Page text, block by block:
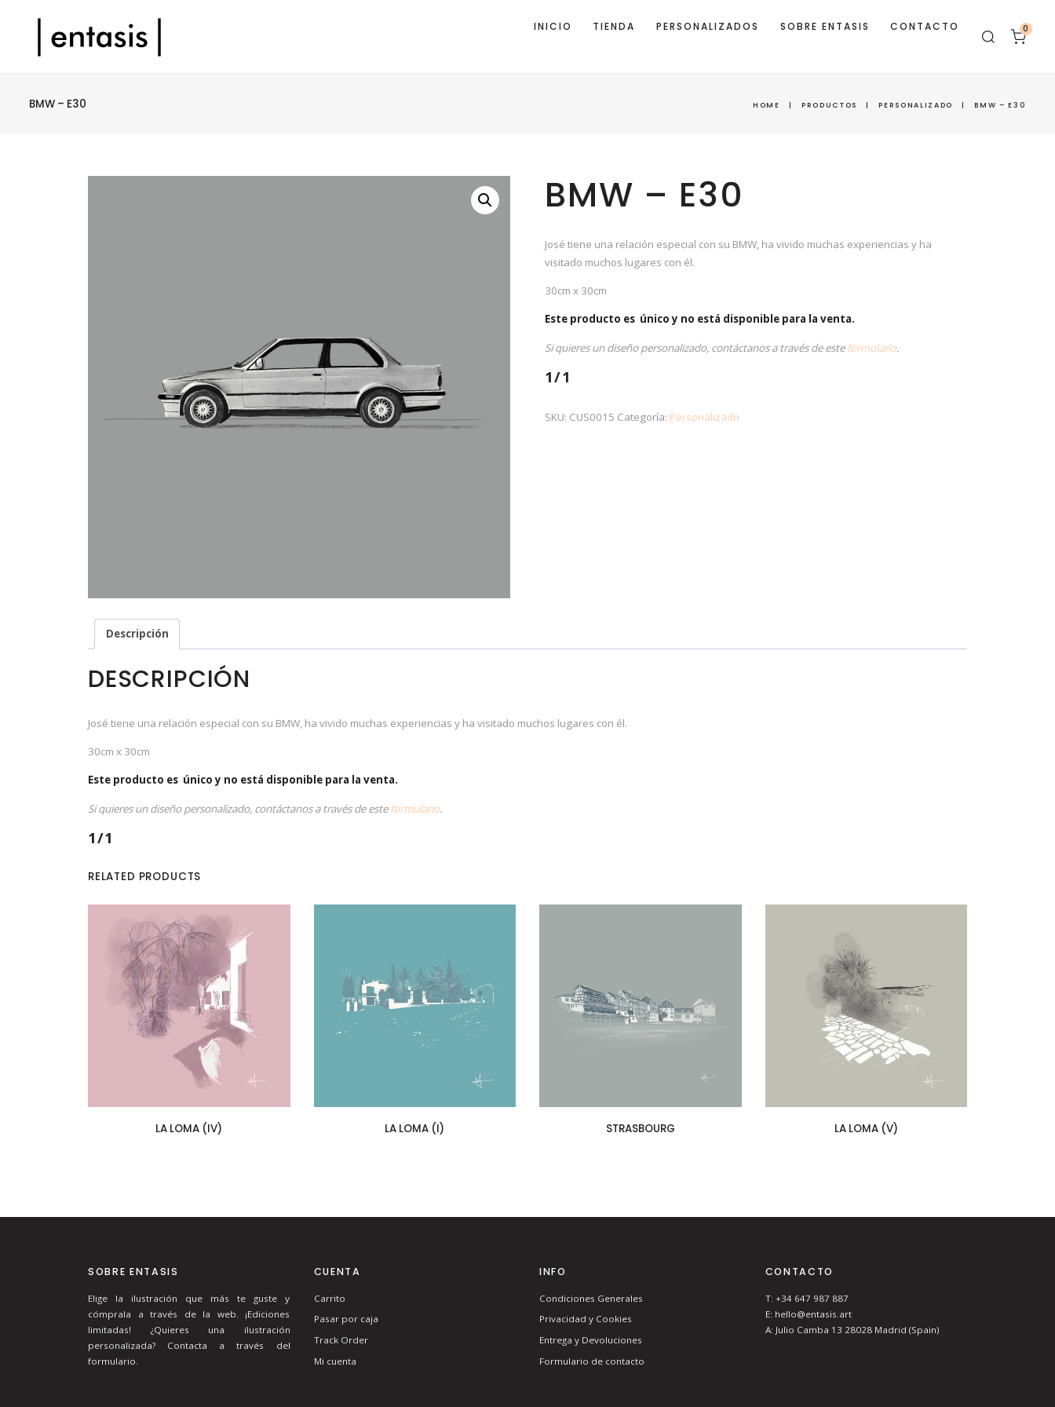
INICIO TIENDA PERSONALIZADOS SOBRE ENTASIS CONTACTO 0
BMW – E30 HOME | PRODUCTOS | PERSONALIZADO | BMW – E30
BMW – E30
José tiene una relación especial con su BMW, ha vivido muchas experiencias y ha
visitado muchos lugares con él.
30cm x 30cm
Este producto es único y no está disponible para la venta.
Si quieres un diseño personalizado, contáctanos a través de este formulario.
1/1
SKU: CUS0015 Categoría: Personalizado
Descripción
DESCRIPCIÓN
José tiene una relación especial con su BMW, ha vivido muchas experiencias y ha visitado muchos lugares con él.
30cm x 30cm
Este producto es único y no está disponible para la venta.
Si quieres un diseño personalizado, contáctanos a través de esteformulario.
1/1
RELATED PRODUCTS
LA LOMA (IV) LA LOMA (I) STRASBOURG LA LOMA (V)
SOBRE ENTASIS
Elige la ilustración que más te guste y
cómprala a través de la web. ¡Ediciones
limitadas! ¿Quieres una ilustración
personalizada? Contacta a través del
formulario.
CUENTA
Carrito
Pasar por caja
Track Order
Mi cuenta
INFO
Condiciones Generales
Privacidad y Cookies
Entrega y Devoluciones
Formulario de contacto
CONTACTO
T: +34 647 987 887
E: hello@entasis.art
A: Julio Camba 13 28028 Madrid (Spain)